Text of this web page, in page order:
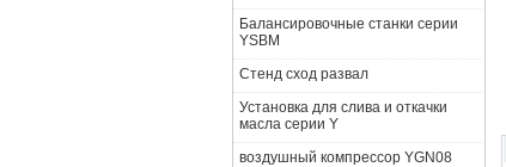
Балансировочные станки серии
YSBM
Стенд сход развал
Установка для слива и откачки
масла серии Y
воздушный компрессор YGN08